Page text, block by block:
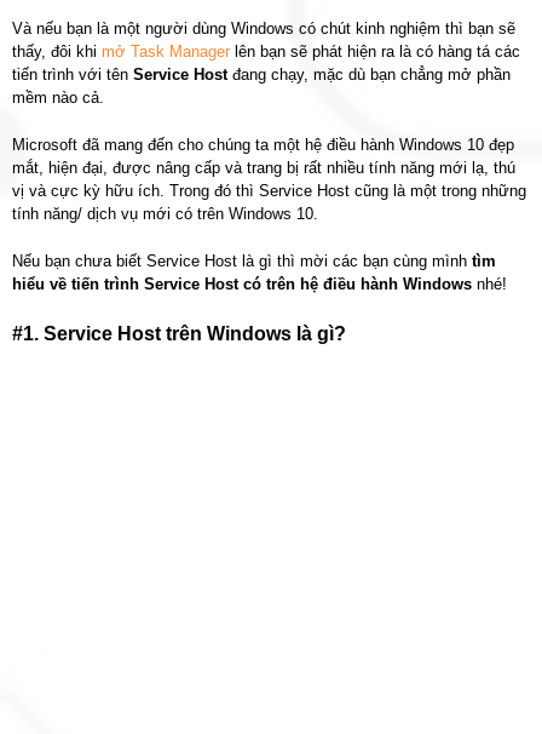
Và nếu bạn là một người dùng Windows có chút kinh nghiệm thì bạn sẽ
thấy, đôi khi mở Task Manager lên bạn sẽ phát hiện ra là có hàng tá các
tiến trình với tên Service Hostđang chạy, mặc dù bạn chẳng mở phần
mềm nào cả.
Microsoft đã mang đến cho chúng ta một hệ điều hành Windows 10 đẹp
mắt, hiện đại, được nâng cấp và trang bị rất nhiều tính năng mới lạ, thú
vị và cực kỳ hữu ích. Trong đó thì Service Host cũng là một trong những
tính năng/ dịch vụ mới có trên Windows 10.
Nếu bạn chưa biết Service Host là gì thì mời các bạn cùng mình tìm
hiểu về tiến trình Service Host có trên hệ điều hành Windows nhé!
#1. Service Host trên Windows là gì?